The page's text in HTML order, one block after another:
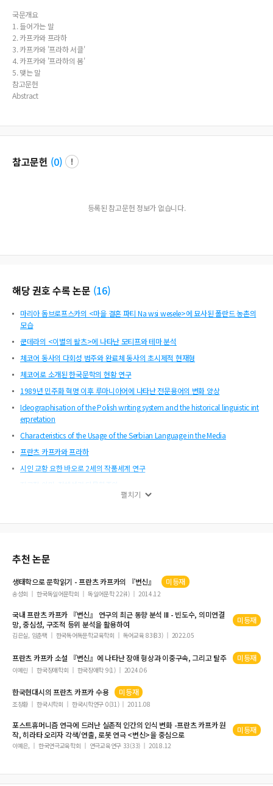
국문개요
1. 들어가는 말
2. 카프카와 프라하
3. 카프카와 '프라하 서클'
4. 카프카와 '프라하의 봄'
5. 맺는 말
참고문헌
Abstract
참고문헌 (0)
등록된 참고문헌 정보가 없습니다.
해당 권호 수록 논문 (16)
마리아 돔브로프스카의 <마을 결혼 파티 Na wsi wesele>에 묘사된 폴란드 농촌의
모습
쿤데라의 <이별의 왈츠>에 나타난 모티프와 테마 분석
체코어 동사의 다회성 범주와 완료체 동사의 초시제적 현재형
체코어로 소개된 한국문학의 현황 연구
1989년 민주화 혁명 이후 루마니아어에 나타난 전문용어의 변화 양상
Ideographisation of the Polish writing system and the historical linguistic int
erpretation
Characteristics of the Usage of the Serbian Language in the Media
프란츠 카프카와 프라하
시인 교황 요한 바오로 2세의 작품세계 연구
지구적 이민, 정체성과 다문화주의
Relationship between Bulgaria and the Central-East European Countries in t
리비우 레브레아누(Liviu Rebreanu)의 작품세계 연구
Traditional Festive Days in the Czech Republic
펼치기
추천 논문
생태학으로 문학읽기 - 프란츠카프카의 『변신』 미등재
송성회 한국독일어문학회 독일어문학 22(4) 2014.12
국내 프란츠카프카 『변신』 연구의 최근 동향 분석 ΙΙΙ - 빈도수, 의미연결
망, 중심성, 구조적 등위 분석을 활용하여
미등재
김은실, 임춘택 한국독어독문학교육학회 독어교육 83(83) 2022.05
프란츠 카프카소설 『변신』에 나타난 장애 형상과 이중구속, 그리고 탈주 미등재
이예린 한국장애학회 한국장애학 9(1) 2024.06
한국현대시의 프란츠 카프카수용 미등재
조창환 한국시학회 한국시학연구 0(31) 2011.08
포스트휴머니즘 연극에 드러난 실존적 인간의 인식 변화 -프란츠카프카원
작, 히라타 오리자 각색/연출, 로봇 연극 <변신>을 중심으로
미등재
이예은, 한국연극교육학회 연극교육연구 33(33) 2018.12